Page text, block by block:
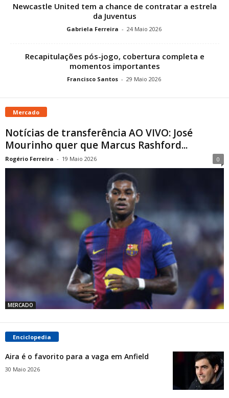
Newcastle United tem a chance de contratar a estrela
da Juventus
Gabriela Ferreira - 24 Maio 2026
Recapitulações pós-jogo, cobertura completa e
momentos importantes
Francisco Santos - 29 Maio 2026
Mercado
Notícias de transferência AO VIVO: José
Mourinho quer que Marcus Rashford...
Rogério Ferreira - 19 Maio 2026 0
MERCADO
Enciclopedia
Aira é o favorito para a vaga em Anfield
30 Maio 2026